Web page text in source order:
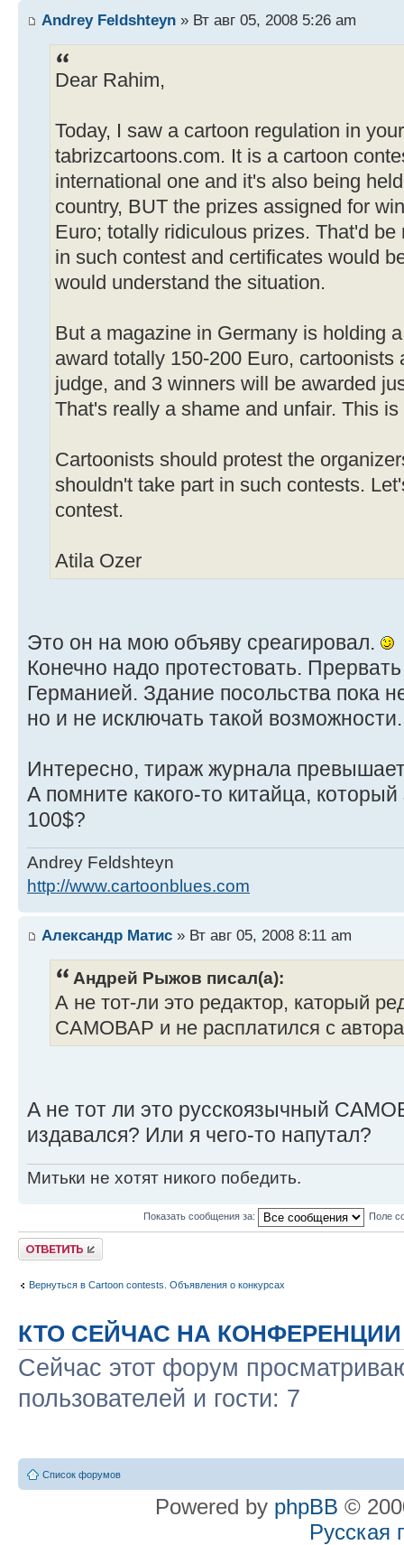
Andrey Feldshteyn » Вт авг 05, 2008 5:26 am
Dear Rahim,
Today, I saw a cartoon regulation in
tabrizcartoons.com. It is a cartoon
international one and it's also being
country, BUT the prizes assigned for
Euro; totally ridiculous prizes. That'd
in such contest and certificates would
would understand the situation.
But a magazine in Germany is holding
award totally 150-200 Euro, cartoonists
judge, and 3 winners will be awarded
That's really a shame and unfair. This
Cartoonists should protest the
shouldn't take part in such contests.
contest.
Atila Ozer
Это он на мою объяву среагировал.
Конечно надо протестовать.
Германией. Здание посольства пока
но и не исключать такой
Интересно, тираж журнала
А помните какого-то китайца,
100$?
Andrey Feldshteyn
http://www.cartoonblues.com
Александр Матис » Вт авг 05, 2008 8:11 am
Андрей Рыжов писал(а):
А не тот-ли это редактор, каторый
САМОВАР и не расплатился с
А не тот ли это русскоязычный
издавался? Или я чего-то напутал?
Митьки не хотят никого победить.
Показать сообщения за: Поле
Ответить
Вернуться в Cartoon contests. Объявления о конкурсах
КТО СЕЙЧАС НА КОНФЕРЕНЦИИ
Сейчас этот форум
пользователей и гости: 7
Список форумов
Powered by phpBB ©
Русская